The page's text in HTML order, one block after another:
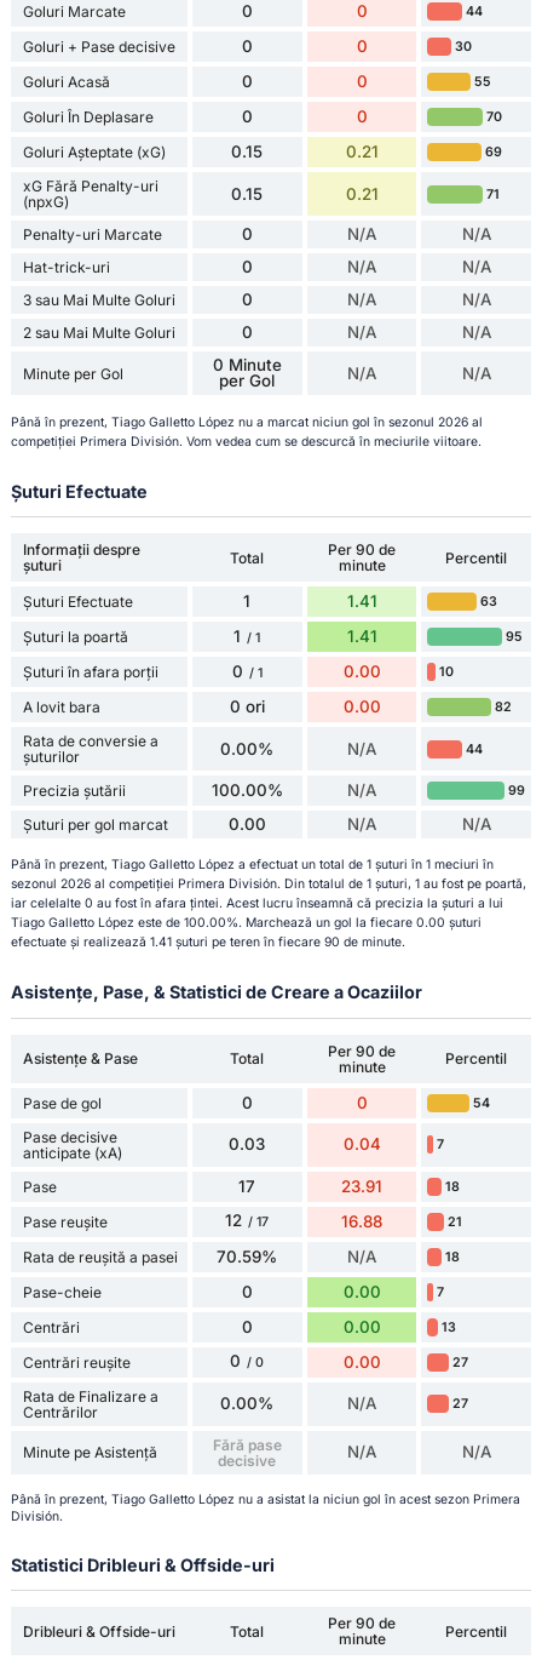
Goluri Marcate 0 0 44
Goluri + Pase decisive 0 0 30
Goluri Acasă 0 0 55
Goluri În Deplasare 0 0 70
Goluri Așteptate (xG) 0.15 0.21 69
xG Fără Penalty-uri
(npxG)
0.15 0.21 71
Penalty-uri Marcate 0 N/A N/A
Hat-trick-uri 0 N/A N/A
3 sau Mai Multe Goluri 0 N/A N/A
2 sau Mai Multe Goluri 0 N/A N/A
Minute per Gol
0 Minute
per Gol
N/A N/A
Până în prezent, Tiago Galletto López nu a marcat niciun gol în sezonul 2026 al
competiției Primera División. Vom vedea cum se descurcă în meciurile viitoare.
Șuturi Efectuate
Informații despre
șuturi
Total
Per 90 de
minute
Percentil
Șuturi Efectuate 1 1.41 63
Șuturi la poartă 1 / 1 1.41 95
Șuturi în afara porții 0 / 1 0.00 10
A lovit bara 0 ori 0.00 82
Rata de conversie a
șuturilor
0.00% N/A 44
Precizia șutării 100.00% N/A 99
Șuturi per gol marcat 0.00 N/A N/A
Până în prezent, Tiago Galletto López a efectuat un total de 1 șuturi în 1 meciuri în
sezonul 2026 al competiției Primera División. Din totalul de 1 șuturi, 1 au fost pe poartă,
iar celelalte 0 au fost în afara țintei. Acest lucru înseamnă că precizia la șuturi a lui
Tiago Galletto López este de 100.00%. Marchează un gol la fiecare 0.00 șuturi
efectuate și realizează 1.41 șuturi pe teren în fiecare 90 de minute.
Asistențe, Pase, & Statistici de Creare a Ocaziilor
Asistențe & Pase Total
Per 90 de
minute
Percentil
Pase de gol 0 0 54
Pase decisive
anticipate (xA)
0.03 0.04 7
Pase 17 23.91 18
Pase reușite 12 / 17 16.88 21
Rata de reușită a pasei 70.59% N/A 18
Pase-cheie 0 0.00 7
Centrări 0 0.00 13
Centrări reușite 0 / 0 0.00 27
Rata de Finalizare a
Centrărilor
0.00% N/A 27
Minute pe Asistență
Fără pase
decisive
N/A N/A
Până în prezent, Tiago Galletto López nu a asistat la niciun gol în acest sezon Primera
División.
Statistici Dribleuri & Offside-uri
Dribleuri & Offside-uri Total
Per 90 de
minute
Percentil